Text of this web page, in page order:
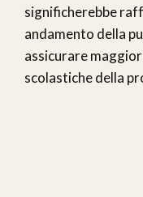
significherebbe
andamento della
assicurare
scolastiche della